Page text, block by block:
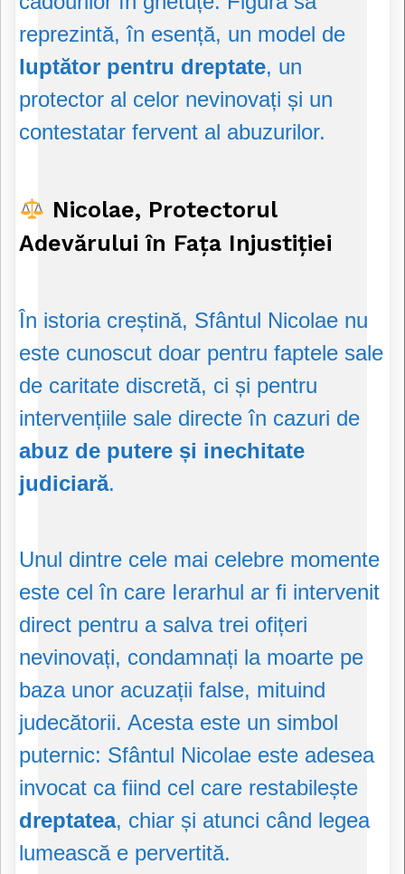
reprezintă, în esență, un model de
luptător pentru dreptate, un
protector al celor nevinovați și un
contestatar fervent al abuzurilor.
Nicolae, Protectorul
Adevărului în Fața Injustiției
În istoria creștină, Sfântul Nicolae nu
este cunoscut doar pentru faptele sale
de caritate discretă, ci și pentru
intervențiile sale directe în cazuri de
abuz de putere și inechitate
judiciară.
Unul dintre cele mai celebre momente
este cel în care Ierarhul ar fi intervenit
direct pentru a salva trei ofițeri
nevinovați, condamnați la moarte pe
baza unor acuzații false, mituind
judecătorii. Acesta este un simbol
puternic: Sfântul Nicolae este adesea
invocat ca fiind cel care restabilește
dreptatea, chiar și atunci când legea
lumească e pervertită.